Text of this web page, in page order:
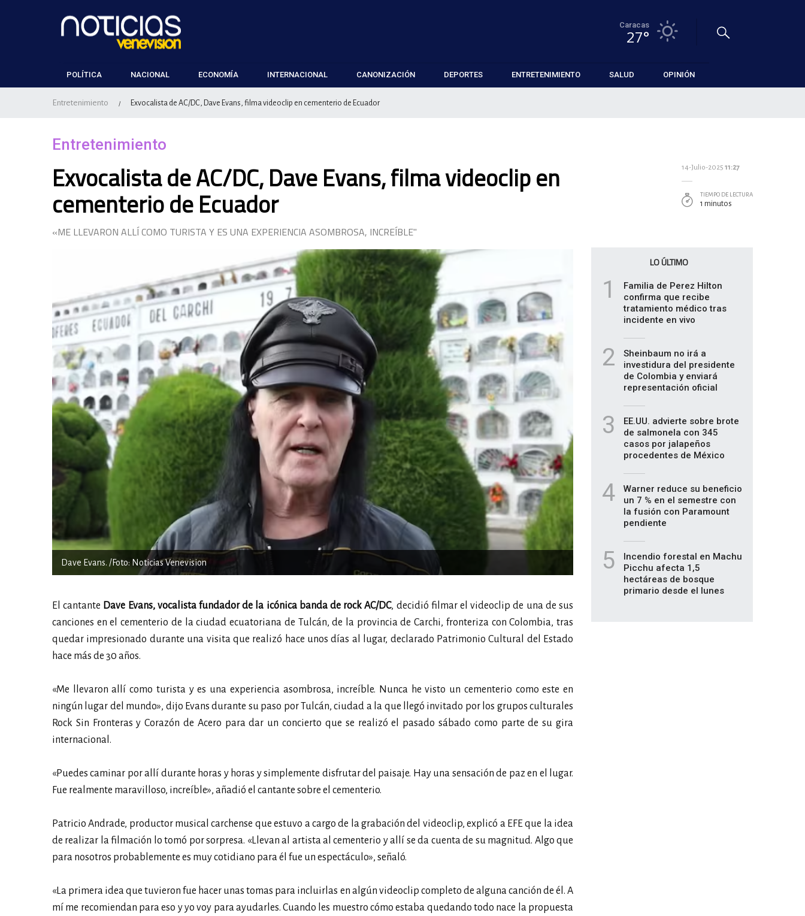
Caracas
27°
POLÍTICA NACIONAL ECONOMÍA INTERNACIONAL CANONIZACIÓN DEPORTES ENTRETENIMIENTO SALUD OPINIÓN
Entretenimiento / Exvocalista de AC/DC, Dave Evans, filma videoclip en cementerio de Ecuador
Entretenimiento
Exvocalista de AC/DC, Dave Evans, filma videoclip en
cementerio de Ecuador
«ME LLEVARON ALLÍ COMO TURISTA Y ES UNA EXPERIENCIA ASOMBROSA, INCREÍBLE"
Dave Evans. /Foto: Noticias Venevision
El cantante Dave Evans, vocalista fundador de la icónica banda de rock AC/DC, decidió filmar el videoclip de una de sus
canciones en el cementerio de la ciudad ecuatoriana de Tulcán, de la provincia de Carchi, fronteriza con Colombia, tras
quedar impresionado durante una visita que realizó hace unos días al lugar, declarado Patrimonio Cultural del Estado
hace más de 30 años.
«Me llevaron allí como turista y es una experiencia asombrosa, increíble. Nunca he visto un cementerio como este en
ningún lugar del mundo», dijo Evans durante su paso por Tulcán, ciudad a la que llegó invitado por los grupos culturales
Rock Sin Fronteras y Corazón de Acero para dar un concierto que se realizó el pasado sábado como parte de su gira
internacional.
«Puedes caminar por allí durante horas y horas y simplemente disfrutar del paisaje. Hay una sensación de paz en el lugar.
Fue realmente maravilloso, increíble», añadió el cantante sobre el cementerio.
Patricio Andrade, productor musical carchense que estuvo a cargo de la grabación del videoclip, explicó a EFE que la idea
de realizar la filmación lo tomó por sorpresa. «Llevan al artista al cementerio y allí se da cuenta de su magnitud. Algo que
para nosotros probablemente es muy cotidiano para él fue un espectáculo», señaló.
«La primera idea que tuvieron fue hacer unas tomas para incluirlas en algún videoclip completo de alguna canción de él. A
mí me recomiendan para eso y yo voy para ayudarles. Cuando les muestro cómo estaba quedando todo nace la propuesta
14-Julio-2025 11:27
TIEMPO DE LECTURA
1 minutos
LO ÚLTIMO
1
Familia de Perez Hilton
confirma que recibe
tratamiento médico tras
incidente en vivo
2
Sheinbaum no irá a
investidura del presidente
de Colombia y enviará
representación oficial
3
EE.UU. advierte sobre brote
de salmonela con 345
casos por jalapeños
procedentes de México
4
Warner reduce su beneficio
un 7 % en el semestre con
la fusión con Paramount
pendiente
5
Incendio forestal en Machu
Picchu afecta 1,5
hectáreas de bosque
primario desde el lunes